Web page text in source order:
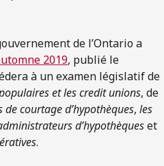
de l’Ontario a
2019, publié le
à un examen législatif de
et les credit unions, de
courtage d’hypothèques, les
d’hypothèqueset
.